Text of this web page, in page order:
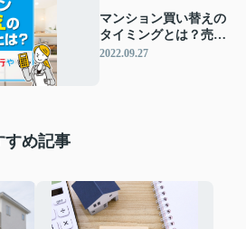
マンション買い替えの
タイミングとは？売り
先行・買い先行や注意
2022.09.27
すめ記事